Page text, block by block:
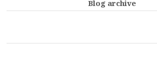
Blog archive